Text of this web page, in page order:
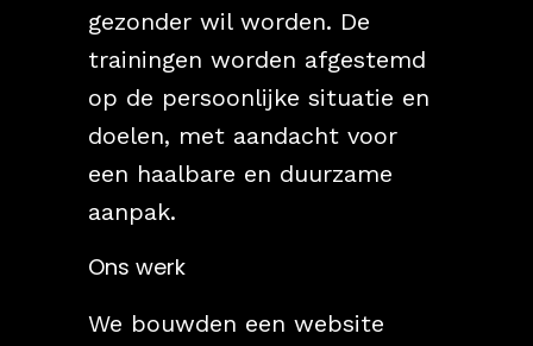
gezonder wil worden. De
trainingen worden afgestemd
op de persoonlijke situatie en
doelen, met aandacht voor
een haalbare en duurzame
aanpak.
Ons werk
We bouwden een website